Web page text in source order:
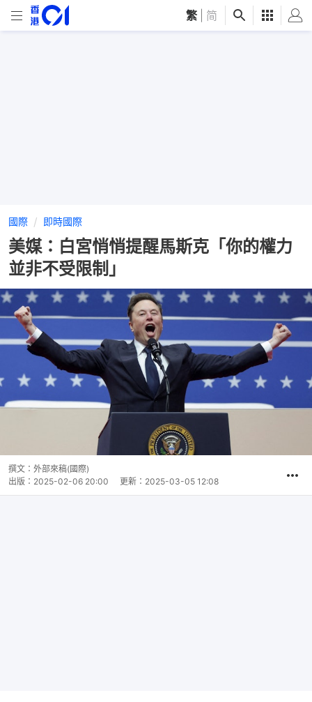
繁 简
國際 即時國際
美媒：白宮悄悄提醒馬斯克「你的權力
並非不受限制」
撰文： 外部來稿(國際)
出版： 2025-02-06 20:00 更新： 2025-03-05 12:08